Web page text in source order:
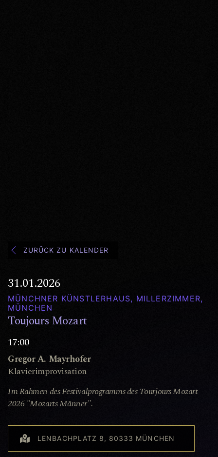
ZURÜCK ZU KALENDER
31.01.2026
MÜNCHNER KÜNSTLERHAUS, MILLERZIMMER,
MÜNCHEN
Toujours Mozart
17:00
Gregor A. Mayrhofer
Klavierimprovisation
Im Rahmen des Festivalprogramms des Tourjours Mozart
2026 "Mozarts Männer".
LENBACHPLATZ 8, 80333 MÜNCHEN